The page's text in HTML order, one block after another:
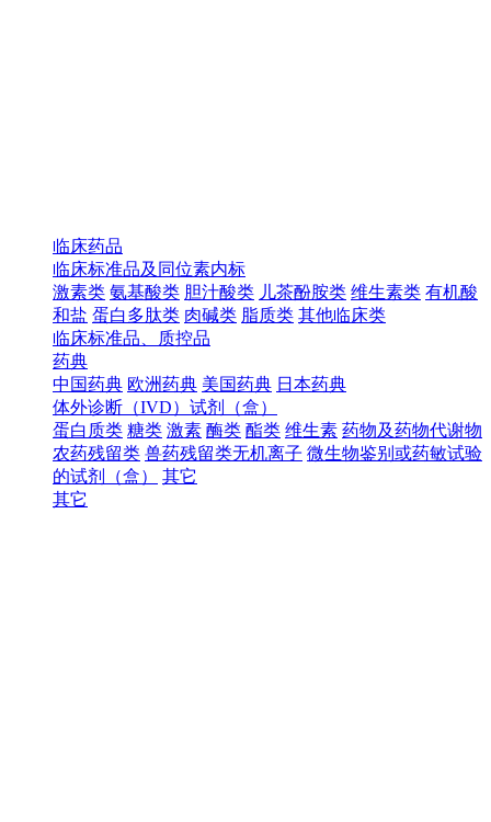
临床药品
临床标准品及同位素内标
激素类 氨基酸类 胆汁酸类 儿茶酚胺类 维生素类 有机酸
和盐 蛋白多肽类 肉碱类 脂质类 其他临床类
临床标准品、质控品
药典
中国药典 欧洲药典 美国药典 日本药典
体外诊断（IVD）试剂（盒）
蛋白质类 糖类 激素 酶类 酯类 维生素 药物及药物代谢物
农药残留类 兽药残留类无机离子 微生物鉴别或药敏试验
的试剂（盒）
其它
其它